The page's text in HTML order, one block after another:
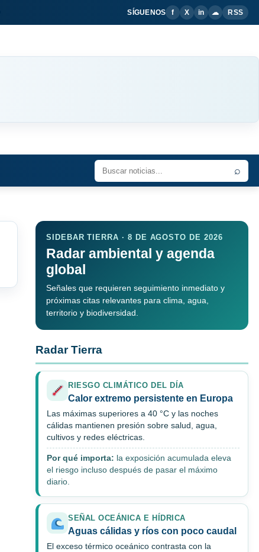
SÍGUENOS f X in ☁ RSS
⌕
SIDEBAR TIERRA · 8 DE AGOSTO DE 2026
Radar ambiental y agenda
global
Señales que requieren seguimiento inmediato y
próximas citas relevantes para clima, agua,
territorio y biodiversidad.
Radar Tierra
RIESGO CLIMÁTICO DEL DÍA
Calor extremo persistente en Europa
Las máximas superiores a 40 °C y las noches
cálidas mantienen presión sobre salud, agua,
cultivos y redes eléctricas.
Por qué importa: la exposición acumulada eleva
el riesgo incluso después de pasar el máximo
diario.
SEÑAL OCEÁNICA E HÍDRICA
Aguas cálidas y ríos con poco caudal
El exceso térmico oceánico contrasta con la